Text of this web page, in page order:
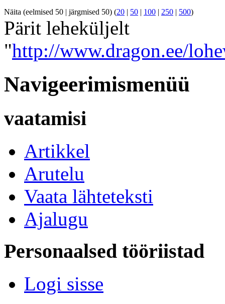
Näita (eelmised 50 | järgmised 50) (20 | 50 | 100 | 250 | 500)
Pärit leheküljelt
"http://www.dragon.ee/
Navigeerimismenüü
vaatamisi
Artikkel
Arutelu
Vaata lähteteksti
Ajalugu
Personaalsed tööriistad
Logi sisse